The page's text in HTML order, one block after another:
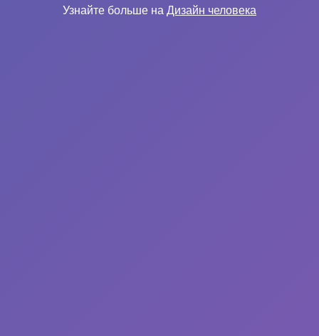
Узнайте больше на Дизайн человека